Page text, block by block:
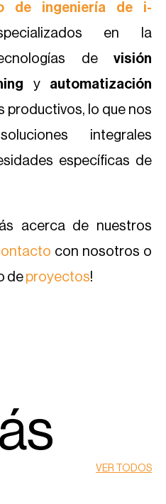
de ingeniería de i-
en la
de visión
y automatización
productivos, lo que nos
integrales
específicas de
acerca de nuestros
con nosotros o
de proyectos!
VER TODOS